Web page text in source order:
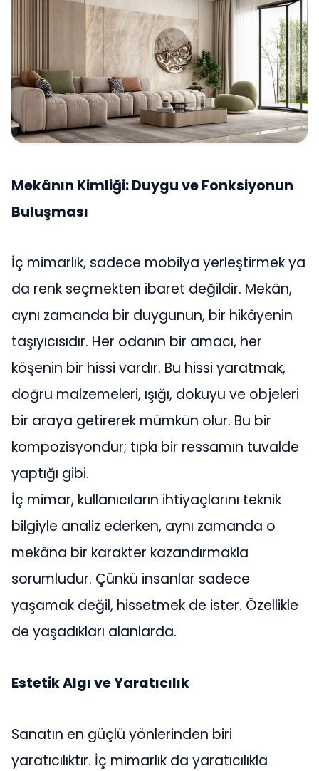
Mekânın Kimliği: Duygu ve Fonksiyonun
Buluşması
İç mimarlık, sadece mobilya yerleştirmek ya
da renk seçmekten ibaret değildir. Mekân,
aynı zamanda bir duygunun, bir hikâyenin
taşıyıcısıdır. Her odanın bir amacı, her
köşenin bir hissi vardır. Bu hissi yaratmak,
doğru malzemeleri, ışığı, dokuyu ve objeleri
bir araya getirerek mümkün olur. Bu bir
kompozisyondur; tıpkı bir ressamın tuvalde
yaptığı gibi.
İç mimar, kullanıcıların ihtiyaçlarını teknik
bilgiyle analiz ederken, aynı zamanda o
mekâna bir karakter kazandırmakla
sorumludur. Çünkü insanlar sadece
yaşamak değil, hissetmek de ister. Özellikle
de yaşadıkları alanlarda.
Estetik Algı ve Yaratıcılık
Sanatın en güçlü yönlerinden biri
yaratıcılıktır. İç mimarlık da yaratıcılıkla